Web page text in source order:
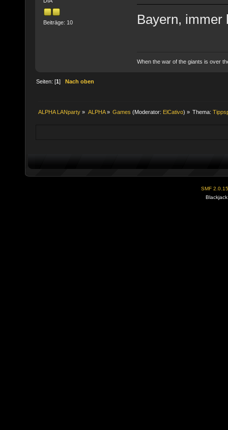
Beiträge: 10 Bayern, immer
When the war of the giants is over
Seiten: [1]Nach oben
ALPHA LANparty » ALPHA» Games (Moderator: ElCativo) » Thema:
SMF 2.0.15